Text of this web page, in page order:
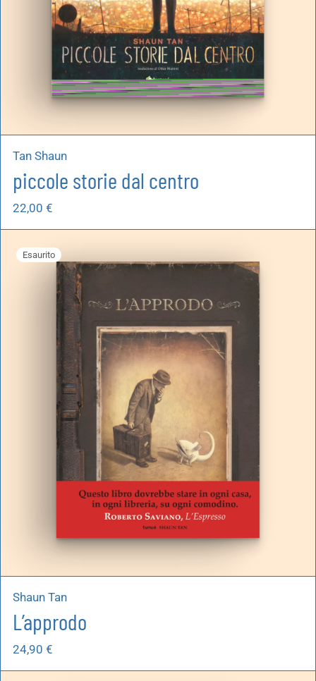
Tan Shaun
piccole storie dal centro
22,00 €
Esaurito
Shaun Tan
L’approdo
24,90 €